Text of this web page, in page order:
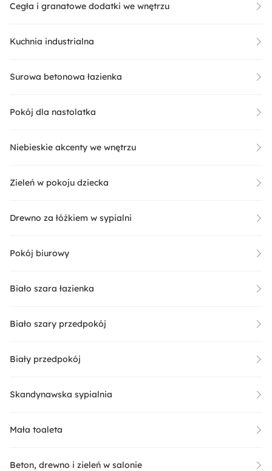
Cegła i granatowe dodatki we wnętrzu
Kuchnia industrialna
Surowa betonowa łazienka
Pokój dla nastolatka
Niebieskie akcenty we wnętrzu
Zieleń w pokoju dziecka
Drewno za łóżkiem w sypialni
Pokój biurowy
Biało szara łazienka
Biało szary przedpokój
Biały przedpokój
Skandynawska sypialnia
Mała toaleta
Beton, drewno i zieleń w salonie